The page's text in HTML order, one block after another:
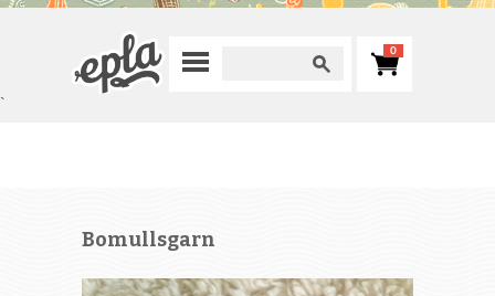
0
`
Bomullsgarn